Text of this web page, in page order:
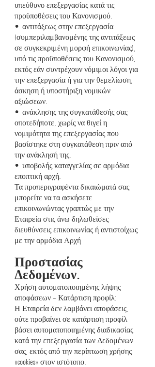
υπεύθυνο επεξεργασίας κατά τις
προϋποθέσεις του Κανονισμού.
• αντιτάξεως στην επεξεργασία
(συμπεριλαμβανομένης της αντιτάξεως
σε συγκεκριμένη μορφή επικοινωνίας),
υπό τις προϋποθέσεις του Κανονισμού,
εκτός εάν συντρέχουν νόμιμοι λόγοι για
την επεξεργασία ή για την θεμελίωση,
άσκηση ή υποστήριξη νομικών
αξιώσεων.
• ανάκλησης της συγκατάθεσής σας
οποτεδήποτε, χωρίς να θιγεί η
νομιμότητα της επεξεργασίας που
βασίστηκε στη συγκατάθεση πριν από
την ανάκλησή της.
• υποβολής καταγγελίας σε αρμόδια
εποπτική αρχή.
Τα προπεριγραφέντα δικαιώματά σας
μπορείτε να τα ασκήσετε
επικοινωνώντας γραπτώς με την
Εταιρεία στις άνω δηλωθείσες
διευθύνσεις επικοινωνίας ή αντιστοίχως
με την αρμόδια Αρχή
Προστασίας
Δεδομένων.
Χρήση αυτοματοποιημένης λήψης
αποφάσεων – Κατάρτιση προφίλ:
Η Εταιρεία δεν λαμβάνει αποφάσεις,
ούτε προβαίνει σε κατάρτιση προφίλ
βάσει αυτοματοποιημένης διαδικασίας
κατά την επεξεργασία των Δεδομένων
σας, εκτός από την περίπτωση χρήσης
«cookies» στον ιστότοπο.